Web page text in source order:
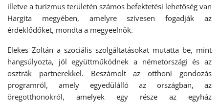
illetve a turizmus területén számos befektetési lehetőség van
Hargita megyében, amelyre szívesen fogadják az
érdeklődőket, mondta a megyeelnök.
Elekes Zoltán a szociális szolgáltatásokat mutatta be, mint
hangsúlyozta, jól együttműködnek a németországi és az
osztrák partnerekkel. Beszámolt az otthoni gondozás
programról, amely egyedülálló az országban, az
öregotthonokról, amelyek egy része az egyház